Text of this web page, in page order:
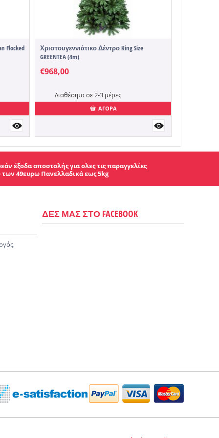
Flocked
Χριστουγεννιάτικο Δέντρο King Size
GREENTEA (4m)
€968,00
Διαθέσιμο σε 2-3 μέρες
ΑΓΟΡΑ
έξοδα αποστολής για ολες τις παραγγελίες
49ευρω Πανελλαδικά εως 5kg
ΔΕΣ ΜΑΣ ΣΤΟ FACEBOOK